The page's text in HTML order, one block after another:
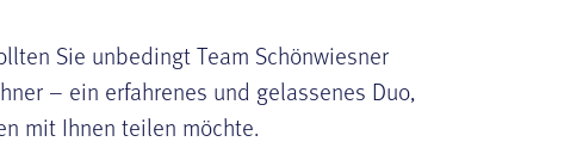
Sie unbedingt Team Schönwiesner
– ein erfahrenes und gelassenes Duo,
mit Ihnen teilen möchte.